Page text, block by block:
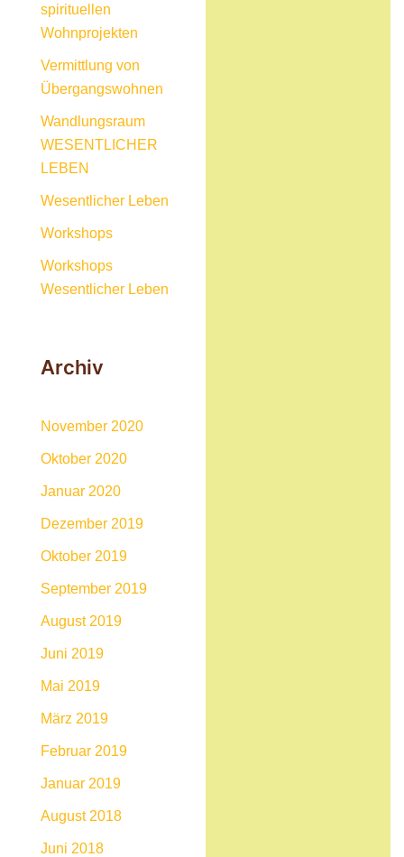
spirituellen
Wohnprojekten
Vermittlung von
Übergangswohnen
Wandlungsraum
WESENTLICHER
LEBEN
Wesentlicher Leben
Workshops
Workshops
Wesentlicher Leben
Archiv
November 2020
Oktober 2020
Januar 2020
Dezember 2019
Oktober 2019
September 2019
August 2019
Juni 2019
Mai 2019
März 2019
Februar 2019
Januar 2019
August 2018
Juni 2018